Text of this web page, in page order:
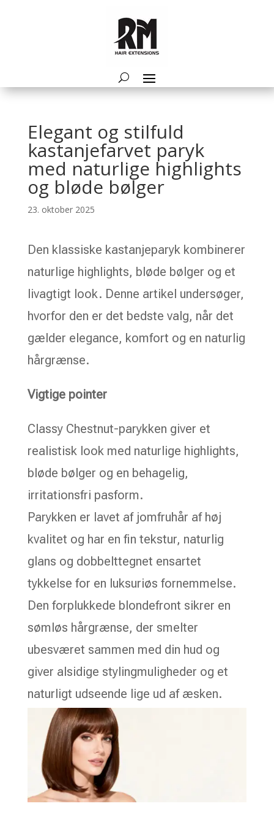
Elegant og stilfuld
kastanjefarvet paryk
med naturlige highlights
og bløde bølger
23. oktober 2025
Den klassiske kastanjeparyk kombinerer
naturlige highlights, bløde bølger og et
livagtigt look. Denne artikel undersøger,
hvorfor den er det bedste valg, når det
gælder elegance, komfort og en naturlig
hårgrænse.
Vigtige pointer
Classy Chestnut-parykken giver et
realistisk look med naturlige highlights,
bløde bølger og en behagelig,
irritationsfri pasform.
Parykken er lavet af jomfruhår af høj
kvalitet og har en fin tekstur, naturlig
glans og dobbelttegnet ensartet
tykkelse for en luksuriøs fornemmelse.
Den forplukkede blondefront sikrer en
sømløs hårgrænse, der smelter
ubesværet sammen med din hud og
giver alsidige stylingmuligheder og et
naturligt udseende lige ud af æsken.